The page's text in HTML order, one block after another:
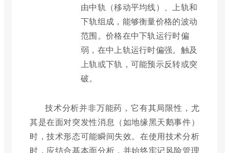
由中轨（移动平均线）、上轨和
下轨组成，能够衡量价格的波动
范围。价格在中下轨运行时偏
弱，在中上轨运行时偏强。触及
上轨或下轨，可能预示反转或突
破。
技术分析并非万能药，它有其局限性，尤
其是在面对突发性消息（如地缘黑天鹅事件）
时，技术形态可能瞬间失效。在使用技术分析
时，应结合基本面分析，并始终牢记风险管理